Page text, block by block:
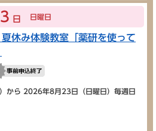
日 日曜日
休み体験教室「薬研を使って
から 2026年8月23日（日曜日）毎週日